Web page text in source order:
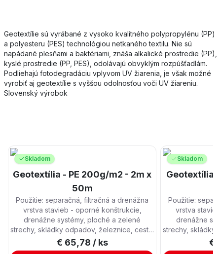
Geotextílie sú vyrábané z vysoko kvalitného polypropylénu (PP)
a polyesteru (PES) technológiou netkaného textilu. Nie sú
napádané plesňami a baktériami, znáša alkalické prostredie (PP),
kyslé prostredie (PP, PES), odolávajú obvyklým rozpúšťadlám.
Podliehajú fotodegradáciu vplyvom UV žiarenia, je však možné
vyrobiť aj geotextílie s vyššou odolnosťou voči UV žiareniu.
Slovenský výrobok
Skladom
Geotextília - PE 200g/m2 - 2m x
50m
Použitie: separačná, filtračná a drenážna
vrstva stavieb - oporné konštrukcie,
drenážne systémy, ploché a zelené
strechy, skládky odpadov, železnice, cesty,
tunely. netkaná, kalandrovaná polyesterová
geotextília, vhodná na spevnenie ciest,
€ 65,78 / ks
Skladom
Geotextília -
Použitie:
vrstva
drenážne
strechy, skládky
tunely. netkaná,
geotextília,
€